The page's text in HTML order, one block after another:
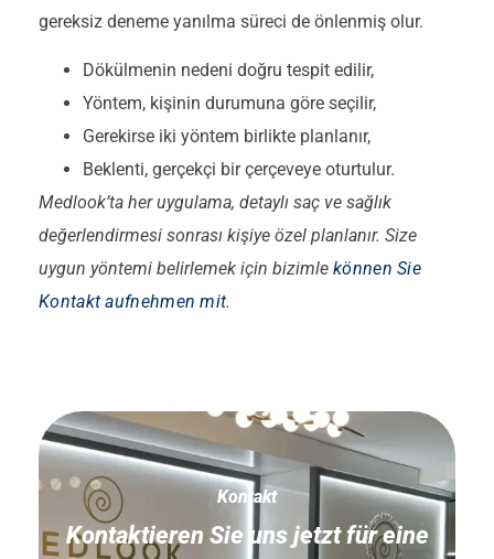
gereksiz deneme yanılma süreci de önlenmiş olur.
Dökülmenin nedeni doğru tespit edilir,
Yöntem, kişinin durumuna göre seçilir,
Gerekirse iki yöntem birlikte planlanır,
Beklenti, gerçekçi bir çerçeveye oturtulur.
Medlook’ta her uygulama, detaylı saç ve sağlık
değerlendirmesi sonrası kişiye özel planlanır. Size
uygun yöntemi belirlemek için bizimle können Sie
Kontakt aufnehmen mit.
Kontakt
Kontaktieren Sie uns jetzt für eine